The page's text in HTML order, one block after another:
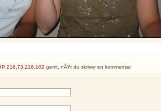
IP 216.73.216.102 gemt, nÃ¥r du skriver en kommentar.